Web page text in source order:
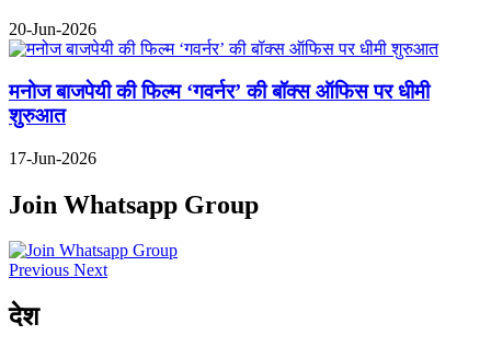
20-Jun-2026
मनोज बाजपेयी की फिल्म ‘गवर्नर’ की बॉक्स ऑफिस पर धीमी
शुरुआत
17-Jun-2026
Join Whatsapp Group
Previous Next
देश